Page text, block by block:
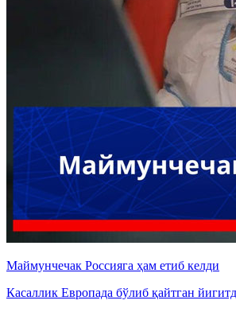
Маймунчечак Россияга ҳам етиб келди
Касаллик Европада бўлиб қайтган